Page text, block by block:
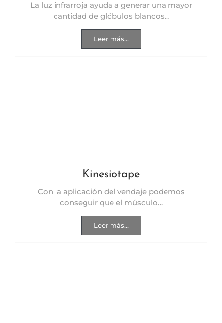
La luz infrarroja ayuda a generar una mayor
cantidad de glóbulos blancos...
Leer más...
Kinesiotape
Con la aplicación del vendaje podemos
conseguir que el músculo…
Leer más...